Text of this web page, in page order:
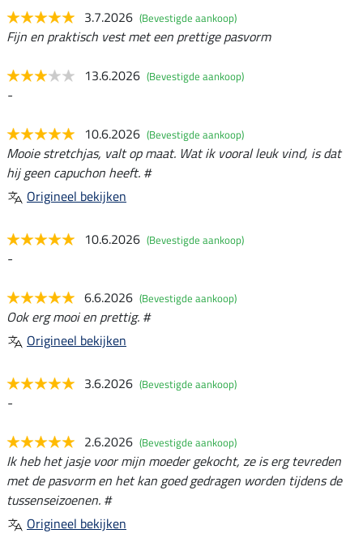
3.7.2026 (Bevestigde aankoop)
Fijn en praktisch vest met een prettige pasvorm
13.6.2026 (Bevestigde aankoop)
-
10.6.2026 (Bevestigde aankoop)
Mooie stretchjas, valt op maat. Wat ik vooral leuk vind, is dat
hij geen capuchon heeft. #
Origineel bekijken
10.6.2026 (Bevestigde aankoop)
-
6.6.2026 (Bevestigde aankoop)
Ook erg mooi en prettig. #
Origineel bekijken
3.6.2026 (Bevestigde aankoop)
-
2.6.2026 (Bevestigde aankoop)
Ik heb het jasje voor mijn moeder gekocht, ze is erg tevreden
met de pasvorm en het kan goed gedragen worden tijdens de
tussenseizoenen. #
Origineel bekijken